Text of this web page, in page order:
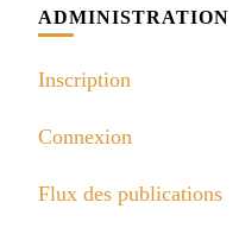
ADMINISTRATION
Inscription
Connexion
Flux des publications